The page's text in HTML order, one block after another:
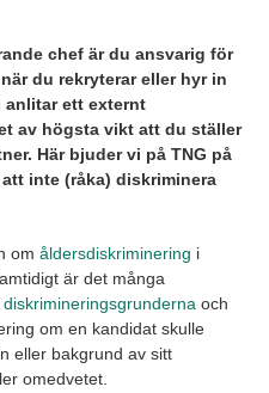
både varumärke och
tydliga krav på
rekrytering,
och välja partners som
och lagstyrt.
chef är du ansvarig för
du rekryterar eller hyr in
anlitar ett externt
av högsta vikt att du ställer
Här bjuder vi på TNG på
inte (råka) diskriminera
om åldersdiskriminering i
är det många
diskrimineringsgrunderna och
om en kandidat skulle
eller bakgrund av sitt
omedvetet.